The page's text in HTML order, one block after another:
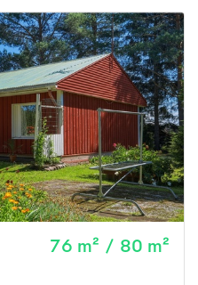
76 m² / 80 m²